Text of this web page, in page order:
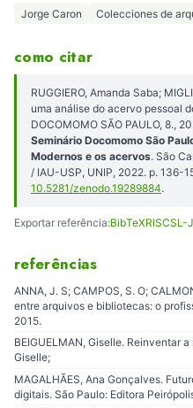
Jorge Caron Colecciones de
como citar
RUGGIERO, Amanda Saba;
uma análise do acervo pessoal
DOCOMOMO SÃO PAULO, 8.,
Seminário Docomomo São
Modernos e os acervos. São
/ IAU-USP, UNIP, 2022. p. 136-
10.5281/zenodo.19289884.
Exportar referência:BibTeXRISCSL-
referências
ANNA, J. S; CAMPOS, S. O;
entre arquivos e bibliotecas: o
2015.
BEIGUELMAN, Giselle. Reinventar
Giselle;
MAGALHÃES, Ana Gonçalves.
digitais. São Paulo: Editora